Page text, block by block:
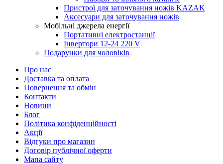
Пристрої для заточування ножів KAZAK
Аксесуари для заточування ножів
Мобільні джерела енергії
Портативні електростанції
Інвертори 12-24 220 V
Подарунки для чоловіків
Про нас
Доставка та оплата
Повернення та обмін
Контакти
Новини
Блог
Політика конфіденційності
Акції
Відгуки про магазин
Договір публічної оферти
Мапа сайту